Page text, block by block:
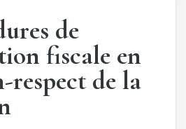
de
fiscale en
respect de la